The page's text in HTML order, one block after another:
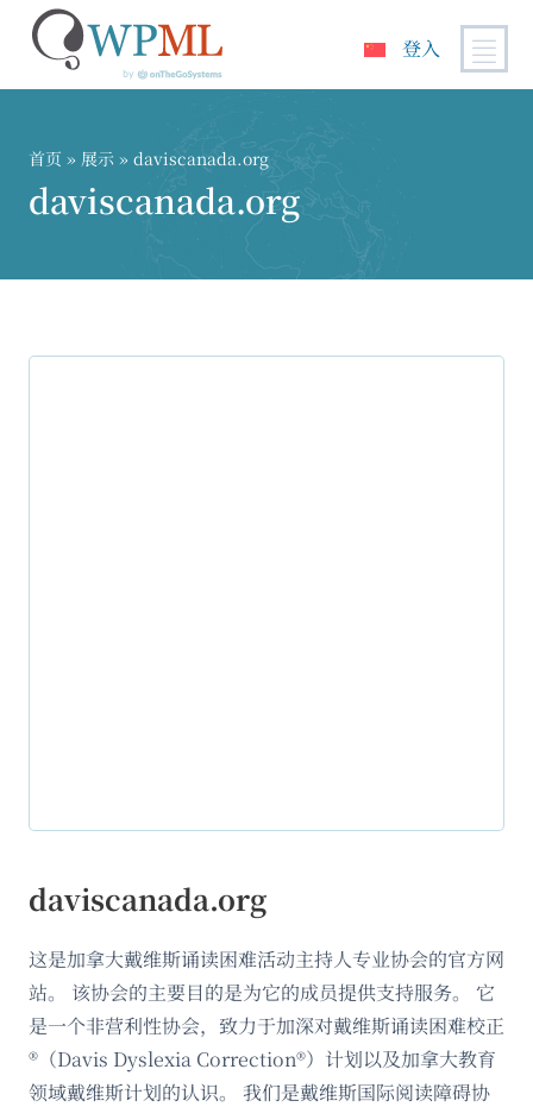
登入
首页 » 展示 » daviscanada.org
daviscanada.org
daviscanada.org
这是加拿大戴维斯诵读困难活动主持人专业协会的官方网
站。 该协会的主要目的是为它的成员提供支持服务。 它
是一个非营利性协会，致力于加深对戴维斯诵读困难校正
®（Davis Dyslexia Correction®）计划以及加拿大教育
领域戴维斯计划的认识。 我们是戴维斯国际阅读障碍协